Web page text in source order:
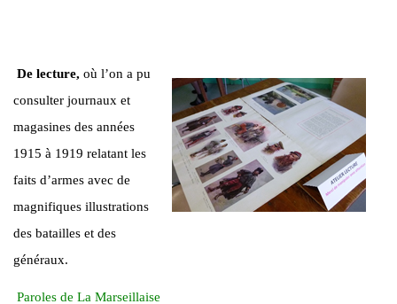
De lecture, où l’on a pu
consulter journaux et
magasines des années
1915 à 1919 relatant les
faits d’armes avec de
magnifiques illustrations
des batailles et des
généraux.
Paroles de La Marseillaise